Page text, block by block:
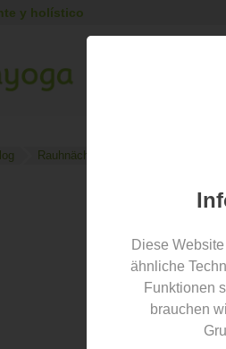
y holístico
Rauhnächte
El blog
Diese
ähnliche
Funktionen
brauchen